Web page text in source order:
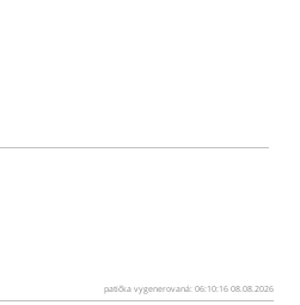
patička vygenerovaná: 06:10:16 08.08.2026